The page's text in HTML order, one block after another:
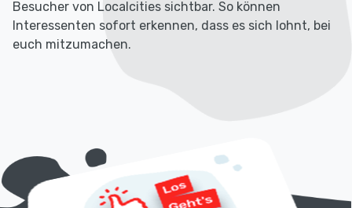
Besucher von Localcities sichtbar. So können
Interessenten sofort erkennen, dass es sich lohnt, bei
euch mitzumachen.